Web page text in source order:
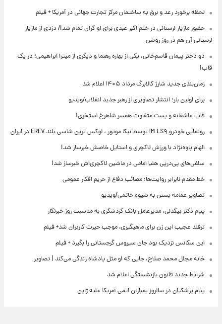
لحظه برخورد رعد و برق به ساختمان مرکز تجارت جهانی در آمریکا + فیلم
حضور مازیار لرستانی در ختم اکبر عبدی برای او گران تمام شد!/ دزدی از مازیار
لرستانی آن هم در روز روشن
دو دختر پیمان قاسم‌خانی، یکی از بهاره رهنما و دیگری از میترا ابراهیمی؛ در یک
قاب!
زمان‌بندی جدید شارژ کالابرگ مرداد ۱۴۰۵ اعلام شد
برای اولین بار؛ انتشار تصاویری از رهبر جدید انقلاب/ویدیو
قاب عاشقانه و پست متفاوت همسر شاهرخ استخری!
رونمایی خودرو IM LS۹ توسط نیکا موتور ، لوکس ترین شاسی بلند EREV در ایران
الهام پاوه‌نژاد با ورزش لاکچری و استایل خاصش خبرساز شد!
سلفی‌های پی‌درپی هلیا امامی در ماشین لاکچری‌اش خبرساز شد!
خط مقدم نابرابر روایت‌ها؛ مصائب دفاع از حریم افکار عمومی
تصاویر عمامه بستن به شیوه خاتمی/ویدیو
پیام دکتر بیگدلی، مدیرعامل بانک گردشگری به مناسبت روز خبرنگار
ترفند عجیب این زن برای ماهیگیری، موجب حیرت کاربران شد+ فیلم
این سکانس نزدیک بود جان سیروس گرجستانی را بگیرد + فیلم
خانه مجلل محمد صلاح، جایی که او مثل پادشاه زندگی می‌کند | تصاویر
شرایط جدید قانون بازنشستگی اعلام شد
پیام پزشکیان در سالروز بمباران اتمی آمریکا علیه ژاپن